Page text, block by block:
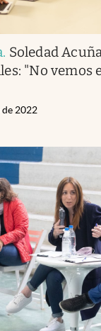
. Soledad
"No vemos
de 2022